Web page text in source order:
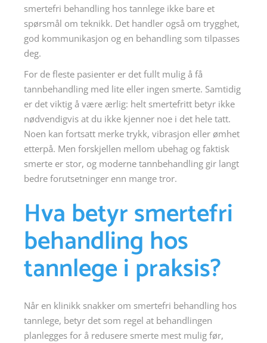
smertefri behandling hos tannlege ikke bare et
spørsmål om teknikk. Det handler også om trygghet,
god kommunikasjon og en behandling som tilpasses
deg.
For de fleste pasienter er det fullt mulig å få
tannbehandling med lite eller ingen smerte. Samtidig
er det viktig å være ærlig: helt smertefritt betyr ikke
nødvendigvis at du ikke kjenner noe i det hele tatt.
Noen kan fortsatt merke trykk, vibrasjon eller ømhet
etterpå. Men forskjellen mellom ubehag og faktisk
smerte er stor, og moderne tannbehandling gir langt
bedre forutsetninger enn mange tror.
Hva betyr smertefri
behandling hos
tannlege i praksis?
Når en klinikk snakker om smertefri behandling hos
tannlege, betyr det som regel at behandlingen
planlegges for å redusere smerte mest mulig før,